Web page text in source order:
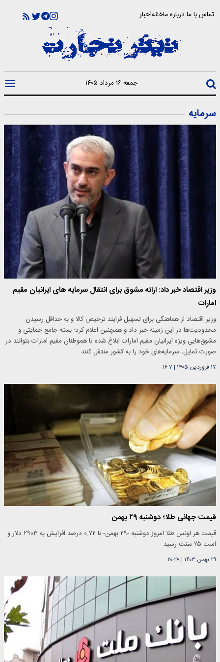
تماس با مادرباره ماخانهاخبار
جمعه ۱۶ مرداد ۱۴۰۵
سرمایه
وزیر اقتصاد خبر داد: ارائه مشوق برای انتقال سرمایه های ایرانیان مقیم
امارات
وزیر اقتصاد از هماهنگی برای تسهیل فرایند ترخیص کالا و به حداقل رسیدن
محدودیت‌ها در این زمینه خبر داد و همچنین اعلام کرد: بسته جامع حمایتی و
مشوق‌هایی ویژه ایرانیان مقیم امارات ابلاغ شده تا هموطنان مقیم امارات بتوانند در
صورت تمایل، سرمایه‌های خود را به کشور منتقل کنند
۱۷ فروردین ۱۴۰۵ | ۱۶:۷
قیمت جهانی طلا؛ دوشنبه ۲۹ بهمن
قیمت هر اونس طلا امروز دوشنبه -۲۹ بهمن- با ۰.۷۲ درصد افزایش به ۲۹۰۳ دلار و
است ۲۵ سنت رسید.
۲۹ بهمن ۱۴۰۳ |۲۰:۲۸